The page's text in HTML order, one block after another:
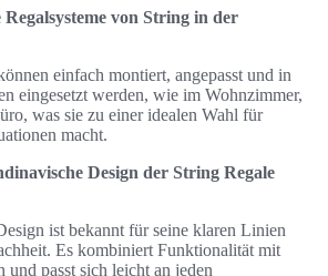
von String in der
einfach montiert, angepasst und in
eingesetzt werden, wie im Wohnzimmer,
was sie zu einer idealen Wahl für
macht.
Design der String Regale
ist bekannt für seine klaren Linien
Es kombiniert Funktionalität mit
und passt sich leicht an jeden